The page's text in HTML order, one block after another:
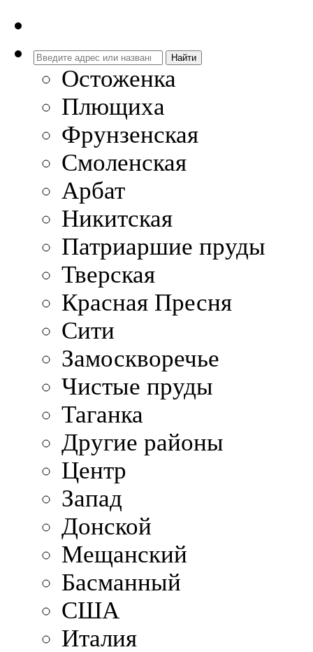
Остоженка
Плющиха
Фрунзенская
Смоленская
Арбат
Никитская
Патриаршие пруды
Тверская
Красная Пресня
Сити
Замоскворечье
Чистые пруды
Таганка
Другие районы
Центр
Запад
Донской
Мещанский
Басманный
США
Италия